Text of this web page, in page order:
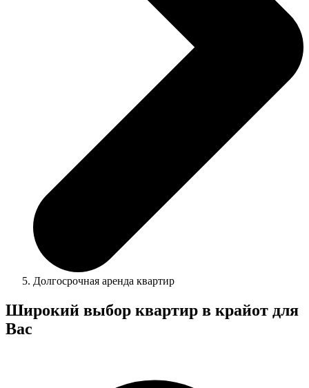
Долгосрочная аренда квартир
Широкий выбор квартир в крайот для
Вас